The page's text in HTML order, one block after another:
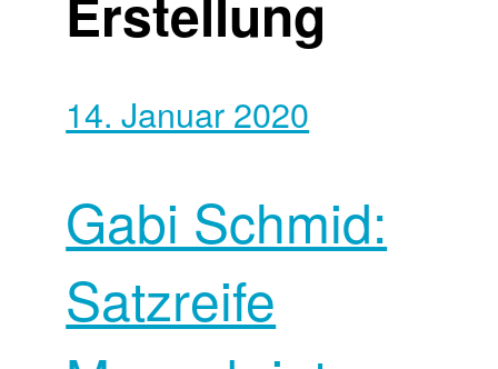
14. Januar 2020
Gabi Schmid:
Satzreife